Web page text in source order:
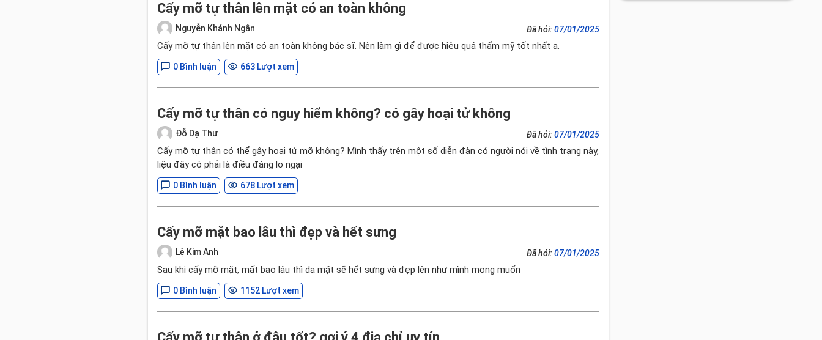
Cấy mỡ tự thân lên mặt có an toàn không
Nguyễn Khánh Ngân Đã hỏi: 07/01/2025
Cấy mỡ tự thân lên mặt có an toàn không bác sĩ. Nên làm gì để được hiệu quả thẩm mỹ tốt nhất ạ.
0 Bình luận 663 Lượt xem
Cấy mỡ tự thân có nguy hiểm không? có gây hoại tử không
Đỗ Dạ Thư Đã hỏi: 07/01/2025
Cấy mỡ tự thân có thể gây hoại tử mỡ không? Mình thấy trên một số diễn đàn có người nói về tình trạng này,
liệu đây có phải là điều đáng lo ngại
0 Bình luận 678 Lượt xem
Cấy mỡ mặt bao lâu thì đẹp và hết sưng
Lệ Kim Anh Đã hỏi: 07/01/2025
Sau khi cấy mỡ mặt, mất bao lâu thì da mặt sẽ hết sưng và đẹp lên như mình mong muốn
0 Bình luận 1152 Lượt xem